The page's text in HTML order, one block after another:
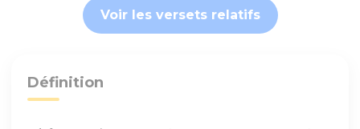
Voir les versets relatifs
Définition